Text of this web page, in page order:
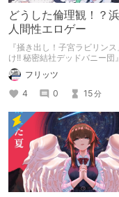
どうした倫理観！？
人間性エロゲー
『掻き出し！子宮ラビリン
け!! 秘密結社デッドバニー団
ミアとツンツン猫サキュバス
も勇者はコロせない!~』 『め
めいど！』 本記事はねくすとテーマ
「人に薦めづらいけど好きな
品」”ではない”です。 好き
に薦めるのは当たり前だよ
フリッツ
4
0 15分